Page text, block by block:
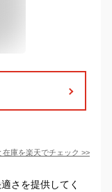
在庫を楽天でチェック >>
さを提供してく